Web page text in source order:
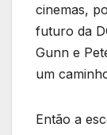
cinemas,
futuro da
Gunn e
um
Então a